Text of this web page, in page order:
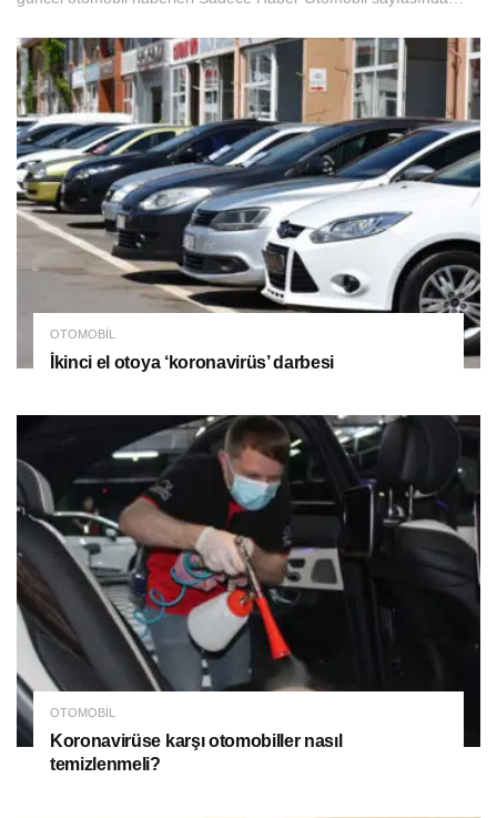
OTOMOBIL
İkinci el otoya ‘koronavirüs’ darbesi
OTOMOBIL
Koronavirüse karşı otomobiller nasıl
temizlenmeli?